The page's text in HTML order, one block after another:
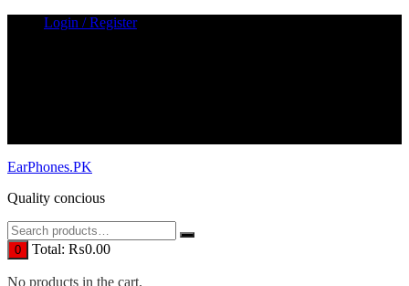
Login / Register
EarPhones.PK
Quality concious
0 Total: ₨0.00
No products in the cart.